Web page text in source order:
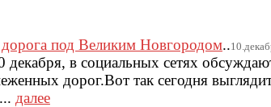
под Великим Новгородом..
в социальных сетях
дорог.Вот так сегодня
далее